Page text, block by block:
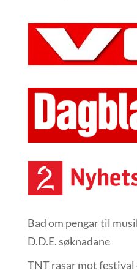
Bad om pengar til
D.D.E. søknadane
TNT rasar mot